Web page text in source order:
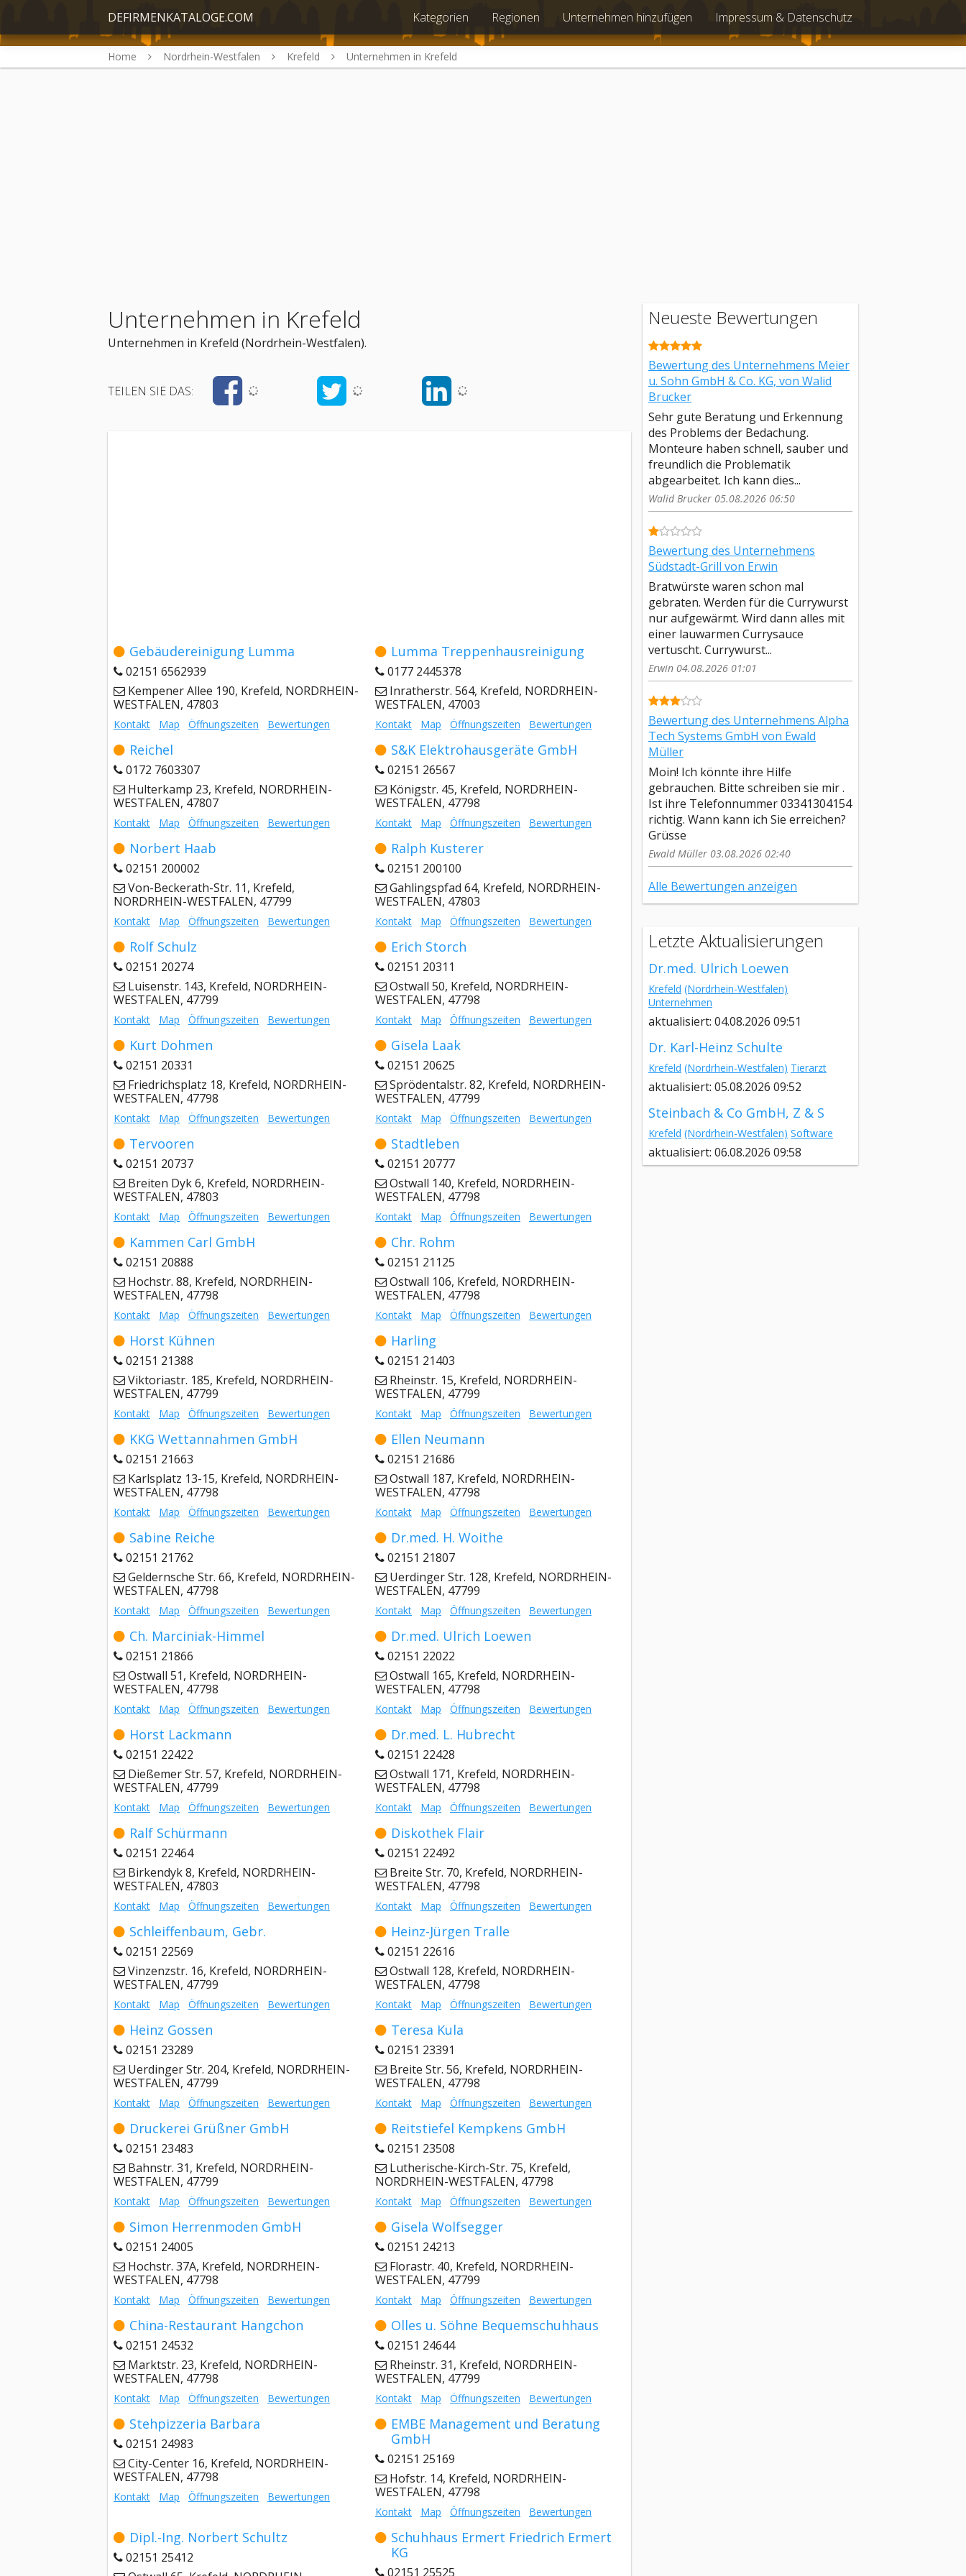
DEFIRMENKATALOGE.COM Kategorien Regionen Unternehmen hinzufügen Impressum & Datenschutz
Home Nordrhein-Westfalen Krefeld Unternehmen in Krefeld
Unternehmen in Krefeld
Unternehmen in Krefeld (Nordrhein-Westfalen).
TEILEN SIE DAS:
Gebäudereinigung Lumma
02151 6562939
Kempener Allee 190, Krefeld, NORDRHEIN-
WESTFALEN, 47803
Kontakt Map Öffnungszeiten Bewertungen
Lumma Treppenhausreinigung
0177 2445378
Inratherstr. 564, Krefeld, NORDRHEIN-
WESTFALEN, 47003
Kontakt Map Öffnungszeiten Bewertungen
Reichel
0172 7603307
Hulterkamp 23, Krefeld, NORDRHEIN-
WESTFALEN, 47807
Kontakt Map Öffnungszeiten Bewertungen
S&K Elektrohausgeräte GmbH
02151 26567
Königstr. 45, Krefeld, NORDRHEIN-
WESTFALEN, 47798
Kontakt Map Öffnungszeiten Bewertungen
Norbert Haab
02151 200002
Von-Beckerath-Str. 11, Krefeld,
NORDRHEIN-WESTFALEN, 47799
Kontakt Map Öffnungszeiten Bewertungen
Ralph Kusterer
02151 200100
Gahlingspfad 64, Krefeld, NORDRHEIN-
WESTFALEN, 47803
Kontakt Map Öffnungszeiten Bewertungen
Rolf Schulz
02151 20274
Luisenstr. 143, Krefeld, NORDRHEIN-
WESTFALEN, 47799
Kontakt Map Öffnungszeiten Bewertungen
Erich Storch
02151 20311
Ostwall 50, Krefeld, NORDRHEIN-
WESTFALEN, 47798
Kontakt Map Öffnungszeiten Bewertungen
Kurt Dohmen
02151 20331
Friedrichsplatz 18, Krefeld, NORDRHEIN-
WESTFALEN, 47798
Kontakt Map Öffnungszeiten Bewertungen
Gisela Laak
02151 20625
Sprödentalstr. 82, Krefeld, NORDRHEIN-
WESTFALEN, 47799
Kontakt Map Öffnungszeiten Bewertungen
Tervooren
02151 20737
Breiten Dyk 6, Krefeld, NORDRHEIN-
WESTFALEN, 47803
Kontakt Map Öffnungszeiten Bewertungen
Stadtleben
02151 20777
Ostwall 140, Krefeld, NORDRHEIN-
WESTFALEN, 47798
Kontakt Map Öffnungszeiten Bewertungen
Kammen Carl GmbH
02151 20888
Hochstr. 88, Krefeld, NORDRHEIN-
WESTFALEN, 47798
Kontakt Map Öffnungszeiten Bewertungen
Chr. Rohm
02151 21125
Ostwall 106, Krefeld, NORDRHEIN-
WESTFALEN, 47798
Kontakt Map Öffnungszeiten Bewertungen
Horst Kühnen
02151 21388
Viktoriastr. 185, Krefeld, NORDRHEIN-
WESTFALEN, 47799
Kontakt Map Öffnungszeiten Bewertungen
Harling
02151 21403
Rheinstr. 15, Krefeld, NORDRHEIN-
WESTFALEN, 47799
Kontakt Map Öffnungszeiten Bewertungen
KKG Wettannahmen GmbH
02151 21663
Karlsplatz 13-15, Krefeld, NORDRHEIN-
WESTFALEN, 47798
Kontakt Map Öffnungszeiten Bewertungen
Ellen Neumann
02151 21686
Ostwall 187, Krefeld, NORDRHEIN-
WESTFALEN, 47798
Kontakt Map Öffnungszeiten Bewertungen
Sabine Reiche
02151 21762
Geldernsche Str. 66, Krefeld, NORDRHEIN-
WESTFALEN, 47798
Kontakt Map Öffnungszeiten Bewertungen
Dr.med. H. Woithe
02151 21807
Uerdinger Str. 128, Krefeld, NORDRHEIN-
WESTFALEN, 47799
Kontakt Map Öffnungszeiten Bewertungen
Ch. Marciniak-Himmel
02151 21866
Ostwall 51, Krefeld, NORDRHEIN-
WESTFALEN, 47798
Kontakt Map Öffnungszeiten Bewertungen
Dr.med. Ulrich Loewen
02151 22022
Ostwall 165, Krefeld, NORDRHEIN-
WESTFALEN, 47798
Kontakt Map Öffnungszeiten Bewertungen
Horst Lackmann
02151 22422
Dießemer Str. 57, Krefeld, NORDRHEIN-
WESTFALEN, 47799
Kontakt Map Öffnungszeiten Bewertungen
Dr.med. L. Hubrecht
02151 22428
Ostwall 171, Krefeld, NORDRHEIN-
WESTFALEN, 47798
Kontakt Map Öffnungszeiten Bewertungen
Ralf Schürmann
02151 22464
Birkendyk 8, Krefeld, NORDRHEIN-
WESTFALEN, 47803
Kontakt Map Öffnungszeiten Bewertungen
Diskothek Flair
02151 22492
Breite Str. 70, Krefeld, NORDRHEIN-
WESTFALEN, 47798
Kontakt Map Öffnungszeiten Bewertungen
Schleiffenbaum, Gebr.
02151 22569
Vinzenzstr. 16, Krefeld, NORDRHEIN-
WESTFALEN, 47799
Kontakt Map Öffnungszeiten Bewertungen
Heinz-Jürgen Tralle
02151 22616
Ostwall 128, Krefeld, NORDRHEIN-
WESTFALEN, 47798
Kontakt Map Öffnungszeiten Bewertungen
Heinz Gossen
02151 23289
Uerdinger Str. 204, Krefeld, NORDRHEIN-
WESTFALEN, 47799
Kontakt Map Öffnungszeiten Bewertungen
Teresa Kula
02151 23391
Breite Str. 56, Krefeld, NORDRHEIN-
WESTFALEN, 47798
Kontakt Map Öffnungszeiten Bewertungen
Druckerei Grüßner GmbH
02151 23483
Bahnstr. 31, Krefeld, NORDRHEIN-
WESTFALEN, 47799
Kontakt Map Öffnungszeiten Bewertungen
Reitstiefel Kempkens GmbH
02151 23508
Lutherische-Kirch-Str. 75, Krefeld,
NORDRHEIN-WESTFALEN, 47798
Kontakt Map Öffnungszeiten Bewertungen
Simon Herrenmoden GmbH
02151 24005
Hochstr. 37A, Krefeld, NORDRHEIN-
WESTFALEN, 47798
Kontakt Map Öffnungszeiten Bewertungen
Gisela Wolfsegger
02151 24213
Florastr. 40, Krefeld, NORDRHEIN-
WESTFALEN, 47799
Kontakt Map Öffnungszeiten Bewertungen
China-Restaurant Hangchon
02151 24532
Marktstr. 23, Krefeld, NORDRHEIN-
WESTFALEN, 47798
Kontakt Map Öffnungszeiten Bewertungen
Olles u. Söhne Bequemschuhhaus
02151 24644
Rheinstr. 31, Krefeld, NORDRHEIN-
WESTFALEN, 47799
Kontakt Map Öffnungszeiten Bewertungen
Stehpizzeria Barbara
02151 24983
City-Center 16, Krefeld, NORDRHEIN-
WESTFALEN, 47798
Kontakt Map Öffnungszeiten Bewertungen
EMBE Management und Beratung
GmbH
02151 25169
Hofstr. 14, Krefeld, NORDRHEIN-
WESTFALEN, 47798
Kontakt Map Öffnungszeiten Bewertungen
Dipl.-Ing. Norbert Schultz
02151 25412
Schuhhaus Ermert Friedrich Ermert
KG
02151 25525
Neueste Bewertungen
Bewertung des Unternehmens Meier
u. Sohn GmbH & Co. KG, von Walid
Brucker
Sehr gute Beratung und Erkennung
des Problems der Bedachung.
Monteure haben schnell, sauber und
freundlich die Problematik
abgearbeitet. Ich kann dies...
Walid Brucker 05.08.2026 06:50
Bewertung des Unternehmens
Südstadt-Grill von Erwin
Bratwürste waren schon mal
gebraten. Werden für die Currywurst
nur aufgewärmt. Wird dann alles mit
einer lauwarmen Currysauce
vertuscht. Currywurst...
Erwin 04.08.2026 01:01
Bewertung des Unternehmens Alpha
Tech Systems GmbH von Ewald
Müller
Moin! Ich könnte ihre Hilfe
gebrauchen. Bitte schreiben sie mir .
Ist ihre Telefonnummer 03341304154
richtig. Wann kann ich Sie erreichen?
Grüsse
Ewald Müller 03.08.2026 02:40
Alle Bewertungen anzeigen
Letzte Aktualisierungen
Dr.med. Ulrich Loewen
Krefeld (Nordrhein-Westfalen)
Unternehmen
aktualisiert: 04.08.2026 09:51
Dr. Karl-Heinz Schulte
Krefeld (Nordrhein-Westfalen) Tierarzt
aktualisiert: 05.08.2026 09:52
Steinbach & Co GmbH, Z & S
Krefeld (Nordrhein-Westfalen) Software
aktualisiert: 06.08.2026 09:58